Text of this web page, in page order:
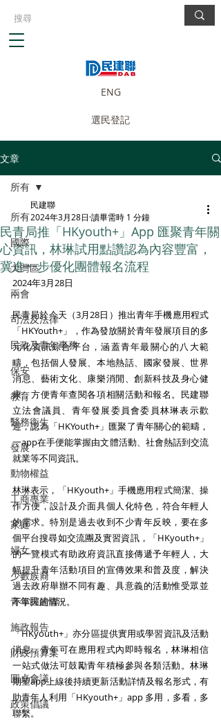
ENG
選民登記
文章
所有
國際
大灣區
兩會
司法及法律
民政及青年事務
保安
教育
醫務衛生
發展
動物權益
工商專業
家庭
婦女
少數族裔
青年民建聯
施政報告
財政預算案
圓桌會議
政策倡議
所有
民青局推「HKyouth+」App 匯聚青年關
心資訊，林琳試用點讚認為內容豐富，
冀進一步優化團體報名流程
民建聯
2024年3月28日 讀畢需時 1 分鐘
2024年3月28日
民青局於今天（3月28日）推出青年手機應用程式
「HKYouth+」，作為發放關於青年發展項目的多
元化資訊綜合平台，涵蓋青年最關心的八大範
疇，包括個人發展、本地熱話、國家發展、世界
消息、藝術文化、康樂消閒、創新科技及身心健
康，方便青年查閱各項相關活動和報名。民建聯
立法會議員、青年發展委員會委員林琳表示歡
迎，認為「HKYouth+」匯聚了青年關心的範疇，
一app在手便能掌握由文體活動、社會熱話到交流
就業等不同資訊。
林琳表示，「HKyouth+」手機應用程式簡潔、操
作方便，設計及介面具個人化特色，符合年輕人
的需求。特別是過去收到不少青年反映，要在多
個平台搜尋如交流團及實習資訊，「HKyouth+」
的一覽模式有助政府資訊直接傳遞予年輕人，大
幅提升青年活動項目的宣傳效果和普及度，解決
過去政府舉辦不同有趣、具意義的活動惟受眾並
不掌握的情況。
「HKyouth+」亦分區提供實用或學習資訊及活動
消息，青年可在應用程式內即時報名，林琳相信
一站式做法可鼓勵青年積極參與各類活動。林琳
期望app上線後持續更新活動詳情及報名形式，有
助青年人利用「HKyouth+」app 多用，多看，多
聯繫。